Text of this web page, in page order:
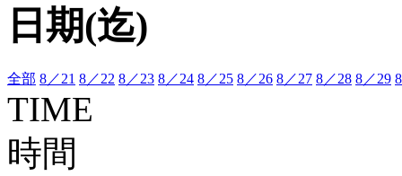
日期(迄)
全部 8／21 8／22 8／23 8／24 8／25 8／26 8／27 8／28 8／29
TIME
時間